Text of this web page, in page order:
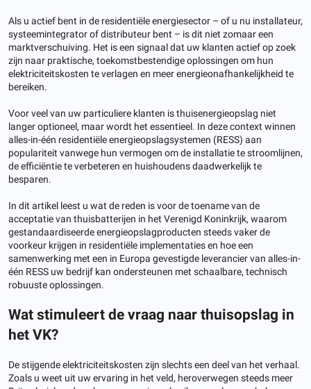
Als u actief bent in de residentiële energiesector – of u nu installateur,
systeemintegrator of distributeur bent – is dit niet zomaar een
marktverschuiving. Het is een signaal dat uw klanten actief op zoek
zijn naar praktische, toekomstbestendige oplossingen om hun
elektriciteitskosten te verlagen en meer energieonafhankelijkheid te
bereiken.
Voor veel van uw particuliere klanten is thuisenergieopslag niet
langer optioneel, maar wordt het essentieel. In deze context winnen
alles-in-één residentiële energieopslagsystemen (RESS) aan
populariteit vanwege hun vermogen om de installatie te stroomlijnen,
de efficiëntie te verbeteren en huishoudens daadwerkelijk te
besparen.
In dit artikel leest u wat de reden is voor de toename van de
acceptatie van thuisbatterijen in het Verenigd Koninkrijk, waarom
gestandaardiseerde energieopslagproducten steeds vaker de
voorkeur krijgen in residentiële implementaties en hoe een
samenwerking met een in Europa gevestigde leverancier van alles-in-
één RESS uw bedrijf kan ondersteunen met schaalbare, technisch
robuuste oplossingen.
Wat stimuleert de vraag naar thuisopslag in
het VK?
De stijgende elektriciteitskosten zijn slechts een deel van het verhaal.
Zoals u weet uit uw ervaring in het veld, heroverwegen steeds meer